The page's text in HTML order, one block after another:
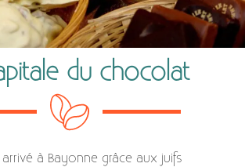
du chocolat
à Bayonne grâce aux juifs